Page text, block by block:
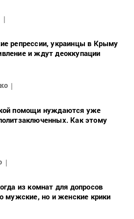
репрессии, украинцы в Крыму
и ждут деоккупации
помощи нуждаются уже
Как этому
из комнат для допросов
мужские, но и женские крики